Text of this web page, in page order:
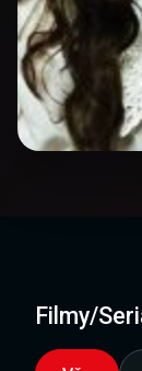
Filmy/